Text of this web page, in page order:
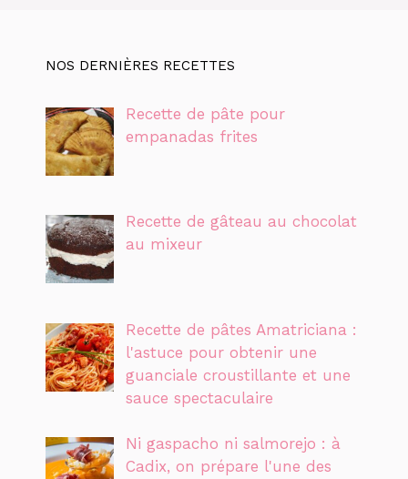
NOS DERNIÈRES RECETTES
Recette de pâte pour
empanadas frites
Recette de gâteau au chocolat
au mixeur
Recette de pâtes Amatriciana :
l'astuce pour obtenir une
guanciale croustillante et une
sauce spectaculaire
Ni gaspacho ni salmorejo : à
Cadix, on prépare l'une des